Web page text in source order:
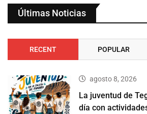
Últimas Noticias
RECENT POPULAR
agosto 8, 2026
La juventud de
día con